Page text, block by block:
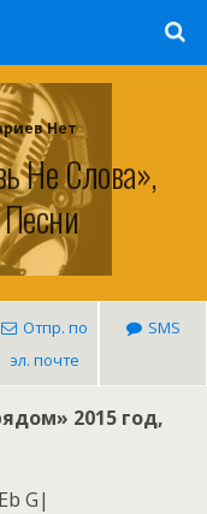
Нет
Не Слова»,
Отпр. по
эл. почте
SMS
2015 год,
G|